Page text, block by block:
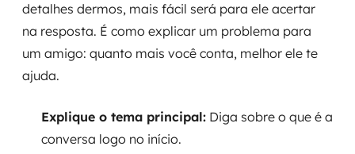
detalhes dermos, mais fácil será para ele acertar
na resposta. É como explicar um problema para
um amigo: quanto mais você conta, melhor ele te
ajuda.
Explique o tema principal: Diga sobre o que é a
conversa logo no início.